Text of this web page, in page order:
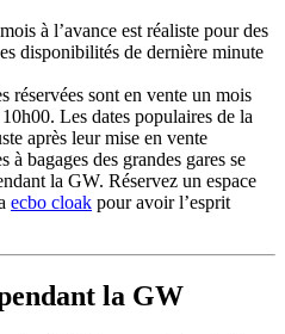
à l’avance est réaliste pour des
disponibilités de dernière minute
réservées sont en vente un mois
Les dates populaires de la
après leur mise en vente
bagages des grandes gares se
la GW. Réservez un espace
ecbo cloak pour avoir l’esprit
la GW